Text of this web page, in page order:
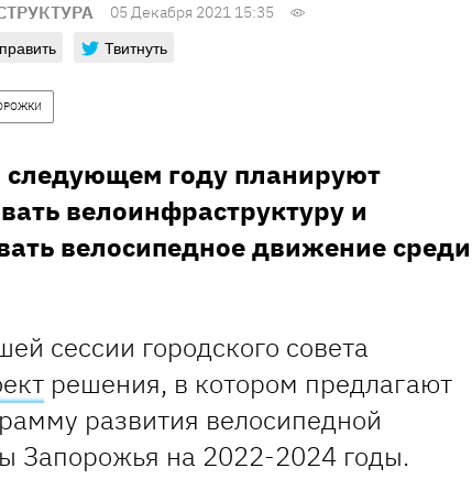
05 Декабря 2021 15:35
Твитнуть
году планируют
велоинфраструктуру и
велосипедное движение среди
сессии городского совета
решения, в котором предлагают
развития велосипедной
Запорожья на 2022-2024 годы.